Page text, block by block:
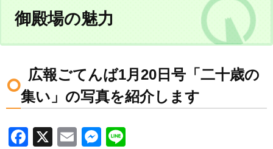
御殿場の魅力
広報ごてんば1月20日号「二十歳の
集い」の写真を紹介します
F
X
E
M